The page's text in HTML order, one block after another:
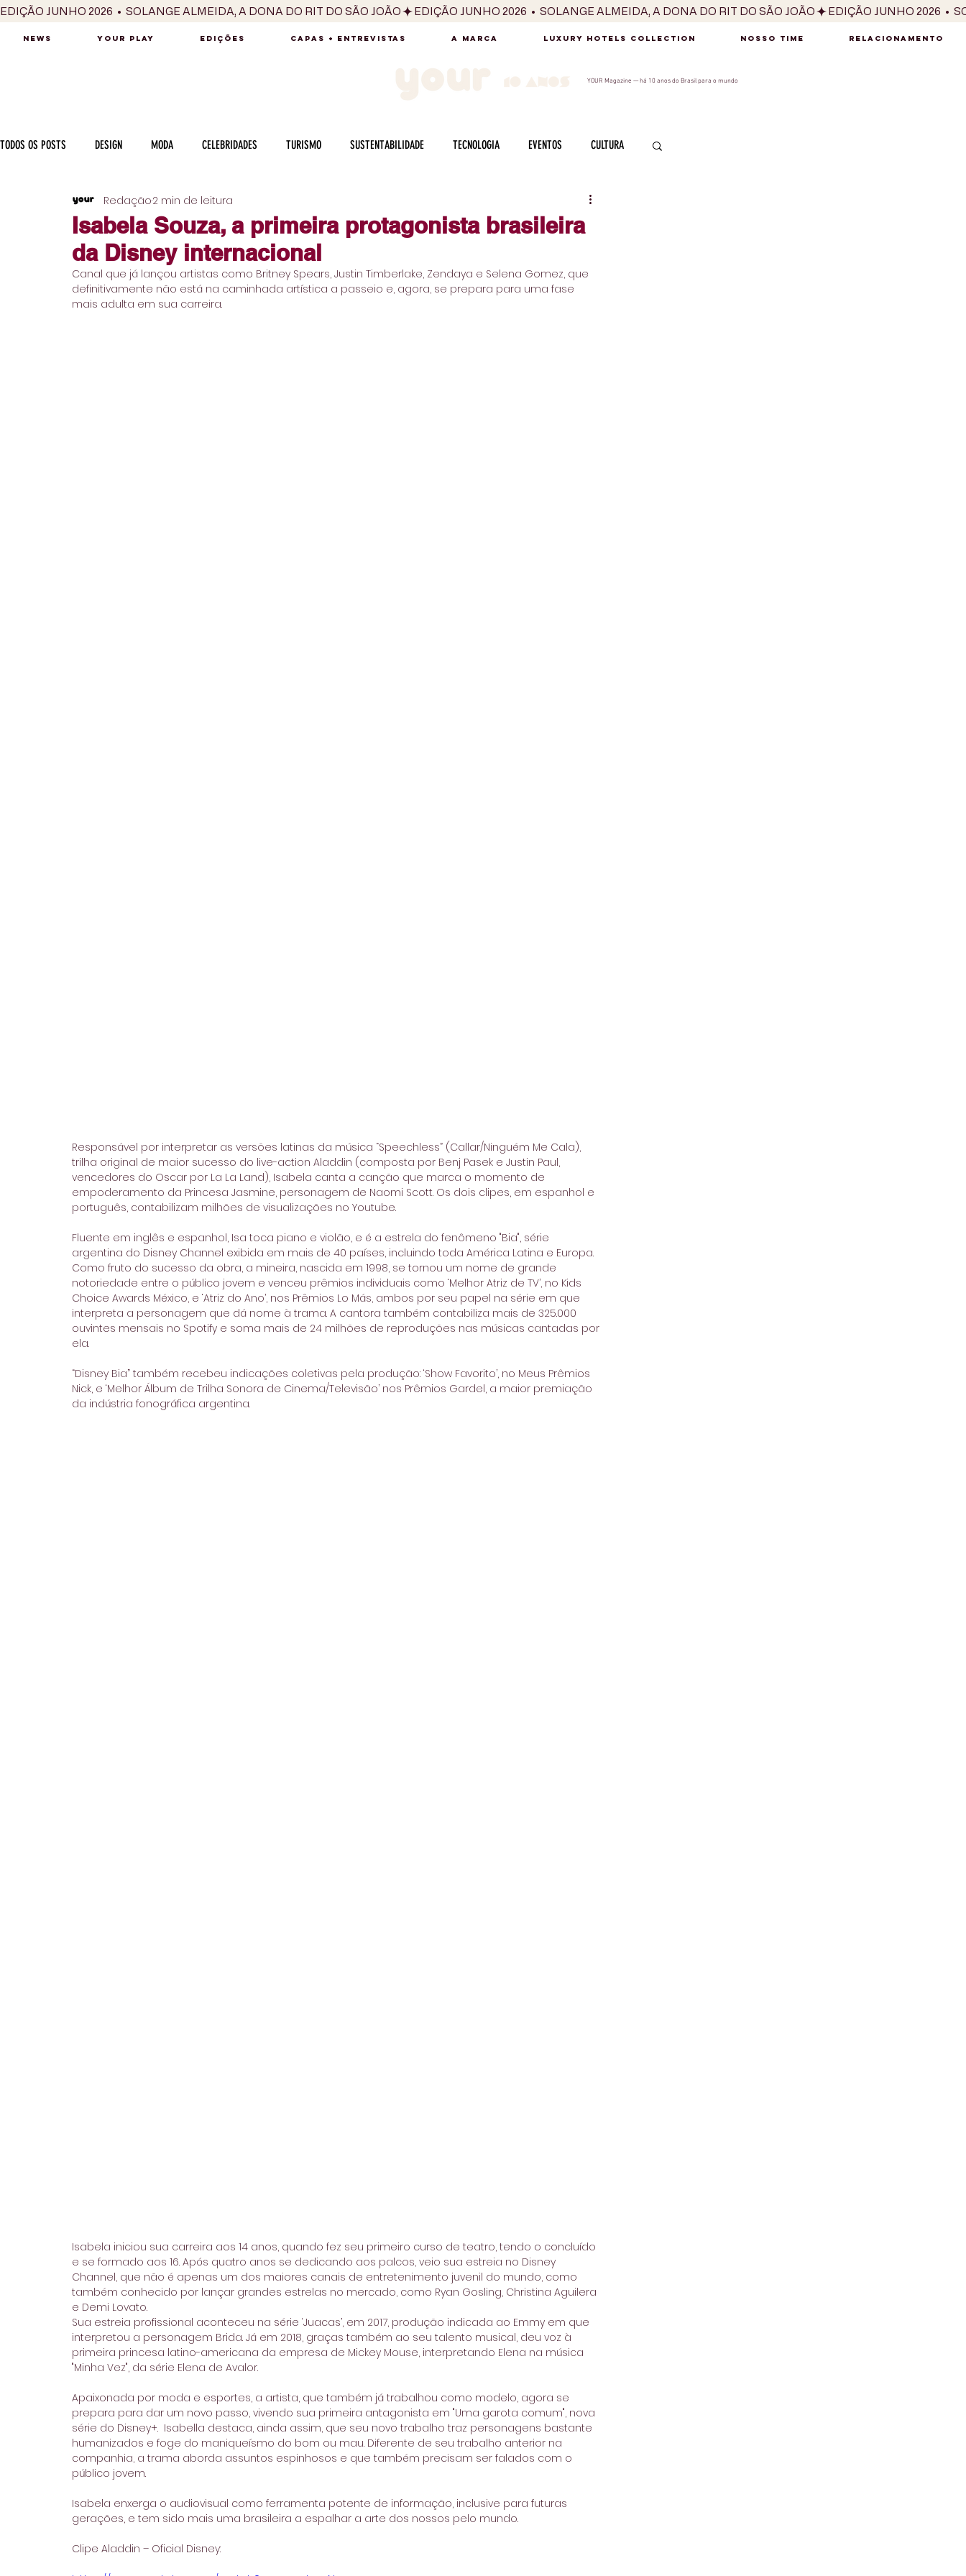
EDIÇÃO JUNHO 2026  •  SOLANGE ALMEIDA, A DONA DO RIT DO SÃO JOÃO
NEWS YOUR PLAY EDIÇÕES CAPAS + ENTREVISTAS A MARCA LUXURY HOTELS COLLECTION NOSSO TIME RELACIONAMENTO
YOUR Magazine — há 10 anos do Brasil para o mundo
TODOS OS POSTS DESIGN MODA CELEBRIDADES TURISMO SUSTENTABILIDADE TECNOLOGIA EVENTOS CULTURA
MÚSICA SÉRIES / TV INTERNACIONAL
CULINÁRIA PESSOAS CARREIRA VINHOS
Isabela Souza, a primeira protagonista brasileira
da Disney internacional
Redação2 min de leitura
Canal que já lançou artistas como Britney Spears, Justin Timberlake, Zendaya e Selena Gomez, que
definitivamente não está na caminhada artística a passeio e, agora, se prepara para uma fase
mais adulta em sua carreira.
Responsável por interpretar as versões latinas da música “Speechless” (Callar/Ninguém Me Cala),
trilha original de maior sucesso do live-action Aladdin (composta por Benj Pasek e Justin Paul,
vencedores do Oscar por La La Land), Isabela canta a canção que marca o momento de
empoderamento da Princesa Jasmine, personagem de Naomi Scott. Os dois clipes, em espanhol e
português, contabilizam milhões de visualizações no Youtube.
Fluente em inglês e espanhol, Isa toca piano e violão, e é a estrela do fenômeno "Bia", série
argentina do Disney Channel exibida em mais de 40 países, incluindo toda América Latina e Europa.
Como fruto do sucesso da obra, a mineira, nascida em 1998, se tornou um nome de grande
notoriedade entre o público jovem e venceu prêmios individuais como ‘Melhor Atriz de TV’, no Kids
Choice Awards México, e ‘Atriz do Ano’, nos Prêmios Lo Más, ambos por seu papel na série em que
interpreta a personagem que dá nome à trama. A cantora também contabiliza mais de 325.000
ouvintes mensais no Spotify e soma mais de 24 milhões de reproduções nas músicas cantadas por
ela.
“Disney Bia” também recebeu indicações coletivas pela produção: ‘Show Favorito’, no Meus Prêmios
Nick, e ‘Melhor Álbum de Trilha Sonora de Cinema/Televisão’ nos Prêmios Gardel, a maior premiação
da indústria fonográfica argentina.
Isabela iniciou sua carreira aos 14 anos, quando fez seu primeiro curso de teatro, tendo o concluído
e se formado aos 16. Após quatro anos se dedicando aos palcos, veio sua estreia no Disney
Channel, que não é apenas um dos maiores canais de entretenimento juvenil do mundo, como
também conhecido por lançar grandes estrelas no mercado, como Ryan Gosling, Christina Aguilera
e Demi Lovato.
Sua estreia profissional aconteceu na série ‘Juacas’, em 2017, produção indicada ao Emmy em que
interpretou a personagem Brida. Já em 2018, graças também ao seu talento musical, deu voz à
primeira princesa latino-americana da empresa de Mickey Mouse, interpretando Elena na música
"Minha Vez", da série Elena de Avalor.
Apaixonada por moda e esportes, a artista, que também já trabalhou como modelo, agora se
prepara para dar um novo passo, vivendo sua primeira antagonista em "Uma garota comum", nova
série do Disney+.  Isabella destaca, ainda assim, que seu novo trabalho traz personagens bastante
humanizados e foge do maniqueísmo do bom ou mau. Diferente de seu trabalho anterior na
companhia, a trama aborda assuntos espinhosos e que também precisam ser falados com o
público jovem.
Isabela enxerga o audiovisual como ferramenta potente de informação, inclusive para futuras
gerações, e tem sido mais uma brasileira a espalhar a arte dos nossos pelo mundo.
Clipe Aladdin – Oficial Disney: